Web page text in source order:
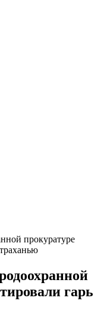
прокуратуре
гарь